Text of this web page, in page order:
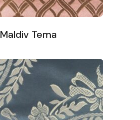
Maldiv Tema